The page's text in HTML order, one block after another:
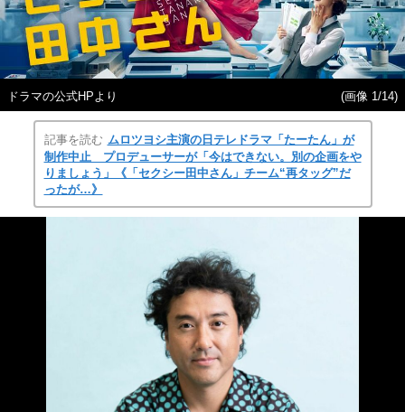
ドラマの公式HPより (画像 1/14)
記事を読む ムロツヨシ主演の日テレドラマ「たーたん」が
制作中止 プロデューサーが「今はできない。別の企画をや
りましょう」《「セクシー田中さん」チーム“再タッグ”だ
ったが…》